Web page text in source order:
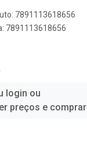
7891113618656
7891113618656
login ou
preços e comprar